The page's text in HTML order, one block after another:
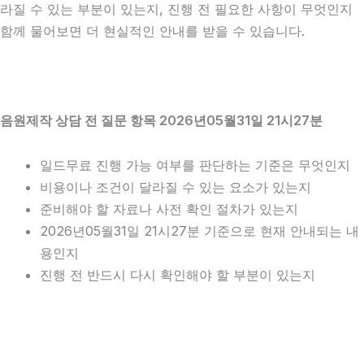
라질 수 있는 부분이 있는지, 진행 전 필요한 사항이 무엇인지
함께 물어보면 더 현실적인 안내를 받을 수 있습니다.
음원제작 상담 전 질문 항목 2026년05월31일 21시27분
일드무료 진행 가능 여부를 판단하는 기준은 무엇인지
비용이나 조건이 달라질 수 있는 요소가 있는지
준비해야 할 자료나 사전 확인 절차가 있는지
2026년05월31일 21시27분 기준으로 현재 안내되는 내
용인지
진행 전 반드시 다시 확인해야 할 부분이 있는지